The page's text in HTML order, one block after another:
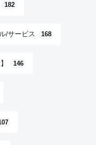
182
/サービス 168
146